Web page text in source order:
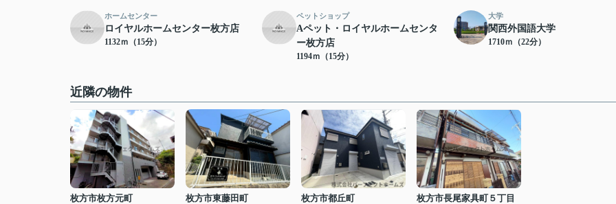
ホームセンター
ロイヤルホームセンター枚方店
1132ｍ（15分）
ペットショップ
Aペット・ロイヤルホームセンタ
ー枚方店
1194ｍ（15分）
大学
関西外国語大学
1710ｍ（22分）
近隣の物件
枚方市枚方元町
枚方市東藤田町
枚方市都丘町
枚方市長尾家具町５丁目